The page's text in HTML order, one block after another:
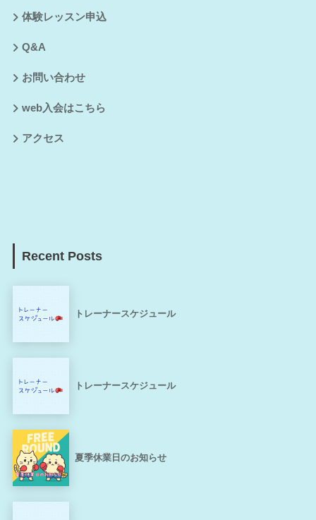
体験レッスン申込
Q&A
お問い合わせ
web入会はこちら
アクセス
Recent Posts
トレーナースケジュール
トレーナースケジュール
夏季休業日のお知らせ